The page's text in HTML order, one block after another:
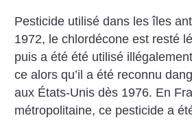
Pesticide utilisé dans les îles
1972, le chlordécone est resté
puis a été été utilisé
ce alors qu’il a été reconnu
aux États-Unis dès 1976. En
métropolitaine, ce pesticide a